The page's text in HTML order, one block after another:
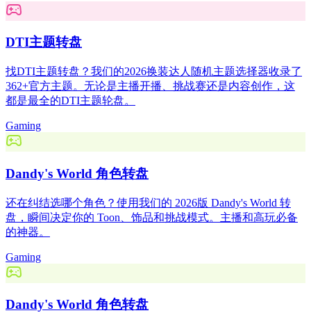
DTI主题转盘
找DTI主题转盘？我们的2026换装达人随机主题选择器收录了
362+官方主题。无论是主播开播、挑战赛还是内容创作，这
都是最全的DTI主题轮盘。
Gaming
Dandy's World 角色转盘
还在纠结选哪个角色？使用我们的 2026版 Dandy's World 转
盘，瞬间决定你的 Toon、饰品和挑战模式。主播和高玩必备
的神器。
Gaming
Dandy's World 角色转盘